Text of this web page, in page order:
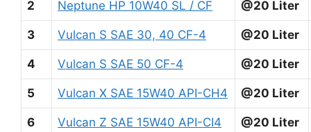
2 Neptune HP 10W40 SL / CF @20 Liter
3 Vulcan S SAE 30, 40 CF-4 @20 Liter
4 Vulcan S SAE 50 CF-4 @20 Liter
5 Vulcan X SAE 15W40 API-CH4 @20 Liter
6 Vulcan Z SAE 15W40 API-CI4 @20 Liter